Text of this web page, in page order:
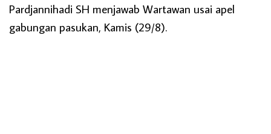
Pardjannihadi SH menjawab Wartawan usai apel
gabungan pasukan, Kamis (29/8).